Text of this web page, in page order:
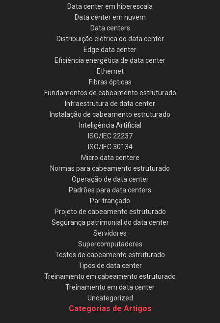
Data center em hiperescala
Data center em nuvem
Data centers
Distribuição elétrica do data center
Edge data center
Eficiência energética de data center
Ethernet
Fibras ópticas
Fundamentos de cabeamento estruturado
Infraestrutura de data center
Instalação de cabeamento estruturado
Inteligência Artificial
ISO/IEC 22237
ISO/IEC 30134
Micro data centere
Normas para cabeamento estruturado
Operação de data center
Padrões para data centers
Par trançado
Projeto de cabeamento estruturado
Segurança patrimonial do data center
Servidores
Supercomputadores
Testes de cabeamento estruturado
Tipos de data center
Treinamento em cabeamento estruturado
Treinamento em data center
Uncategorized
Categorias de Artigos